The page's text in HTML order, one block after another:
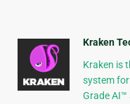
Kraken
Kraken is
system
Grade AI™